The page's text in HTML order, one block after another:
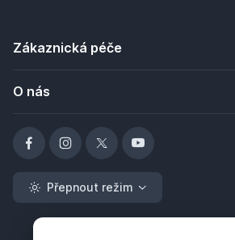
Zákaznická péče
O nás
Přepnout režim